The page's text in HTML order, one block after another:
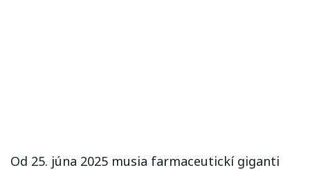
Od 25. júna 2025 musia farmaceutickí giganti